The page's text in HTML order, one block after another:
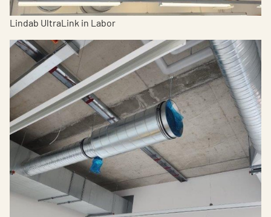
Lindab UltraLink in Labor